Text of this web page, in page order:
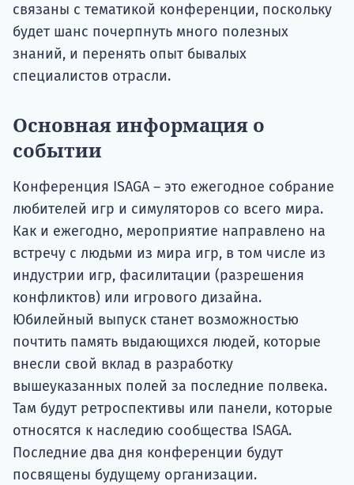
связаны с тематикой конференции, поскольку
будет шанс почерпнуть много полезных
знаний, и перенять опыт бывалых
специалистов отрасли.
Основная информация о
событии
Конференция ISAGA – это ежегодное собрание
любителей игр и симуляторов со всего мира.
Как и ежегодно, мероприятие направлено на
встречу с людьми из мира игр, в том числе из
индустрии игр, фасилитации (разрешения
конфликтов) или игрового дизайна.
Юбилейный выпуск станет возможностью
почтить память выдающихся людей, которые
внесли свой вклад в разработку
вышеуказанных полей за последние полвека.
Там будут ретроспективы или панели, которые
относятся к наследию сообщества ISAGA.
Последние два дня конференции будут
посвящены будущему организации.